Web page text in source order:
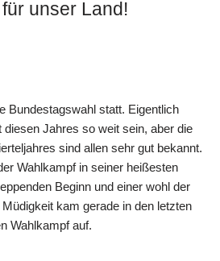
unser Land!
Bundestagswahl statt. Eigentlich
Jahres so weit sein, aber die
sind allen sehr gut bekannt.
Wahlkampf in seiner heißesten
Beginn und einer wohl der
kam gerade in den letzten
Wahlkampf auf.